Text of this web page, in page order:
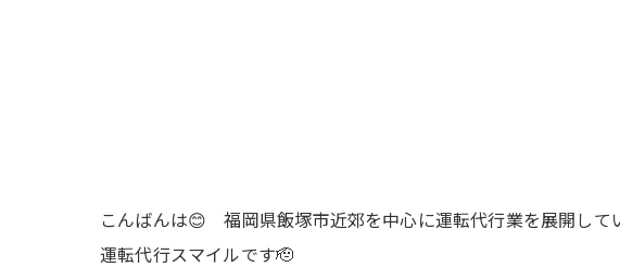
こんばんは😊 福岡県飯塚市近郊を中心に運転代行業を展開して
運転代行スマイルです🫡